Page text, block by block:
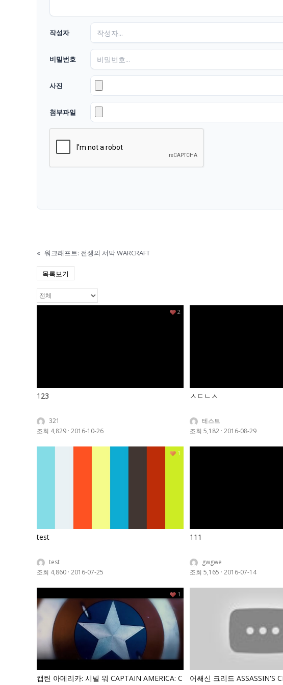
작성자
비밀번호
사진
첨부파일
« 워크래프트: 전쟁의 서막 WARCRAFT
목록보기
123
321
조회 4,829 · 2016-10-26
2
ㅅㄷㄴㅅ
테스트
조회 5,182 · 2016-08-29
test
test
조회 4,860 · 2016-07-25
1
111
gwgwe
조회 5,165 · 2016-07-14
캡틴 아메리카: 시빌 워 CAPTAIN AMERICA: C
1
어쌔신 크리드 ASSASSIN'S